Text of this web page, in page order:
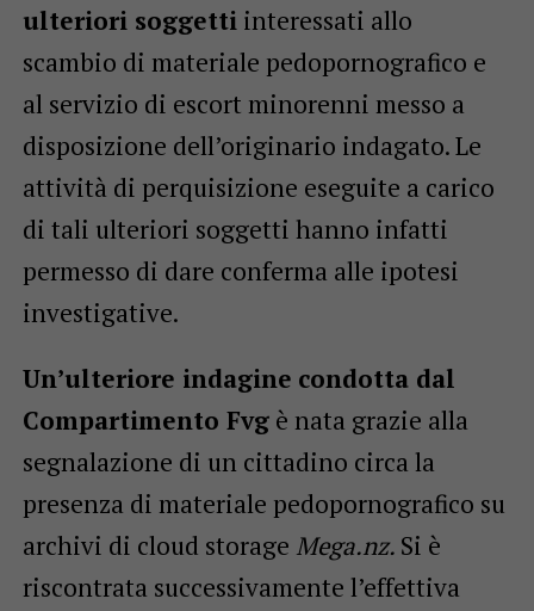
ulteriori soggettiinteressati allo
scambio di materiale pedopornografico e
al servizio di escort minorenni messo a
disposizione dell’originario indagato. Le
attività di perquisizione eseguite a carico
di tali ulteriori soggetti hanno infatti
permesso di dare conferma alle ipotesi
investigative.
Un’ulteriore indagine condotta dal
Compartimento Fvgè nata grazie alla
segnalazione di un cittadino circa la
presenza di materiale pedopornografico su
archivi di cloud storage Mega.nz. Si è
riscontrata successivamente l’effettiva